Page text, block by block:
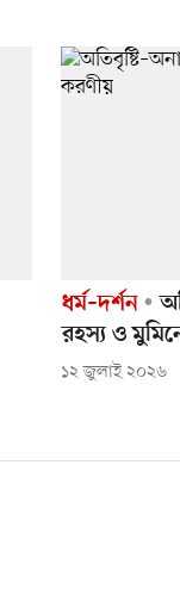
ধর্ম–দর্শন
রহস্য ও
১২ জুলাই ২০২৬